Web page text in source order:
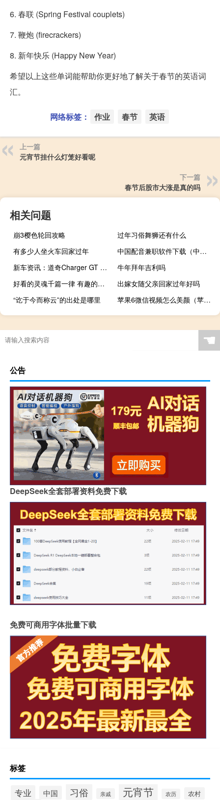
6. 春联 (Spring Festival couplets)
7. 鞭炮 (firecrackers)
8. 新年快乐 (Happy New Year)
希望以上这些单词能帮助你更好地了解关于春节的英语词
汇。
网络标签： 作业 春节 英语
上一篇
元宵节挂什么灯笼好看呢
下一篇
春节后股市大涨是真的吗
相关问题
崩3樱色轮回攻略
过年习俗舞狮还有什么
有多少人坐火车回家过年
中国配音兼职软件下载（中国配音论坛）
新车资讯：道奇Charger GT AWD被称为冬季勇士
牛年拜年吉利吗
好看的灵魂千篇一律 有趣的灵魂百里挑一（百里挑一小8）
出嫁女随父亲回家过年好吗
“讫于今而称云”的出处是哪里
苹果6微信视频怎么美颜（苹果6微信视频怎么美颜）
☚
公告
DeepSeek全套部署资料免费下载
免费可商用字体批量下载
标签
专业 中国 习俗 亲戚 元宵节 农历 农村